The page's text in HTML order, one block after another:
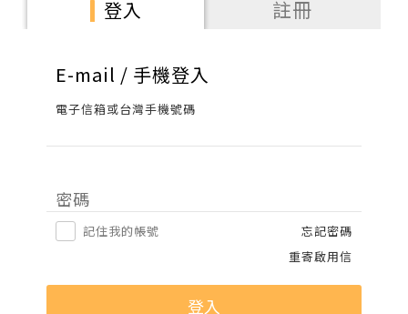
登入 註冊
E-mail / 手機登入
電子信箱或台灣手機號碼
密碼
記住我的帳號
忘記密碼
重寄啟用信